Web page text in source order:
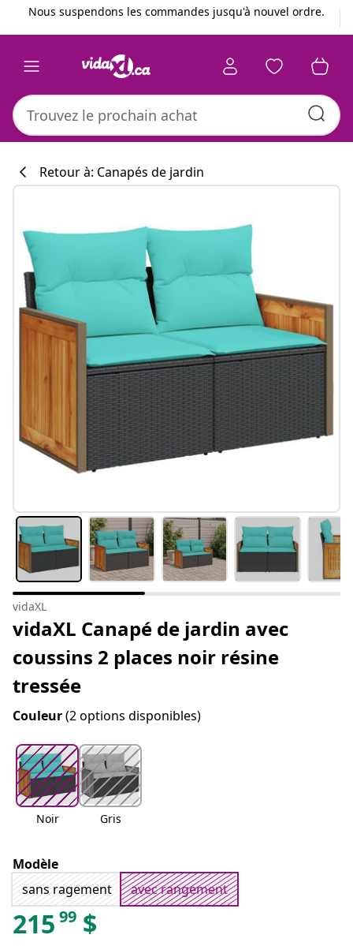
Précédent
Suivant
Nous suspendons les commandes jusqu'à nouvel ordre.
Retour à: Canapés de jardin
vidaXL
vidaXL Canapé de jardin avec
coussins 2 places noir résine
tressée
Couleur(2 options disponibles)
Noir Gris
Modèle
sans ragement
avec rangement
215 99 $